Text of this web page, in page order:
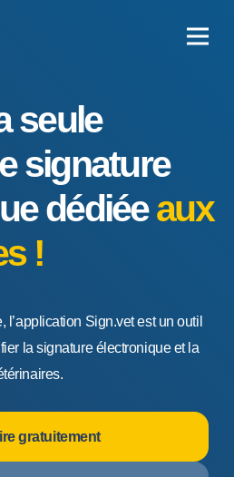
seule
signature
dédiéeaux
!
l’application Sign.vet est un outil
la signature électronique et la
gratuitement